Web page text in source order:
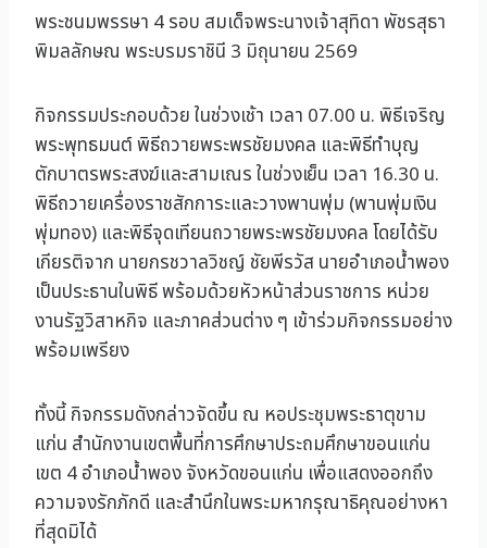
พระชนมพรรษา 4 รอบ สมเด็จพระนางเจ้าสุทิดา พัชรสุธา
พิมลลักษณ พระบรมราชินี 3 มิถุนายน 2569
กิจกรรมประกอบด้วย ในช่วงเช้า เวลา 07.00 น. พิธีเจริญ
พระพุทธมนต์ พิธีถวายพระพรชัยมงคล และพิธีทำบุญ
ตักบาตรพระสงฆ์และสามเณร ในช่วงเย็น เวลา 16.30 น.
พิธีถวายเครื่องราชสักการะและวางพานพุ่ม (พานพุ่มเงิน
พุ่มทอง) และพิธีจุดเทียนถวายพระพรชัยมงคล โดยได้รับ
เกียรติจาก นายกรชวาลวิชญ์ ชัยพีรวัส นายอำเภอน้ำพอง
เป็นประธานในพิธี พร้อมด้วยหัวหน้าส่วนราชการ หน่วย
งานรัฐวิสาหกิจ และภาคส่วนต่าง ๆ เข้าร่วมกิจกรรมอย่าง
พร้อมเพรียง
ทั้งนี้ กิจกรรมดังกล่าวจัดขึ้น ณ หอประชุมพระธาตุขาม
แก่น สำนักงานเขตพื้นที่การศึกษาประถมศึกษาขอนแก่น
เขต 4 อำเภอน้ำพอง จังหวัดขอนแก่น เพื่อแสดงออกถึง
ความจงรักภักดี และสำนึกในพระมหากรุณาธิคุณอย่างหา
ที่สุดมิได้